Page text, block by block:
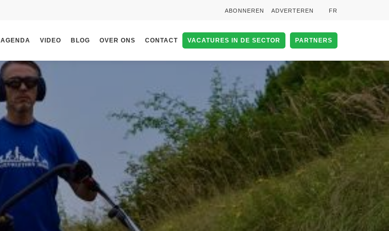
ABONNEREN ADVERTEREN FR
AGENDA VIDEO BLOG OVER ONS CONTACT VACATURES IN DE SECTOR PARTNERS